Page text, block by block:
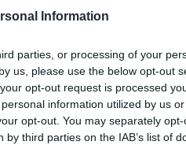
Information
parties, or processing of your
us, please use the below opt-out
opt-out request is processed
information utilized by us
opt-out. You may separately
third parties on the IAB’s list of
Lietotāji
profils
Pēdējo reizi manīts: 31. Jul 2026, 18:10
prox
Jūrmala